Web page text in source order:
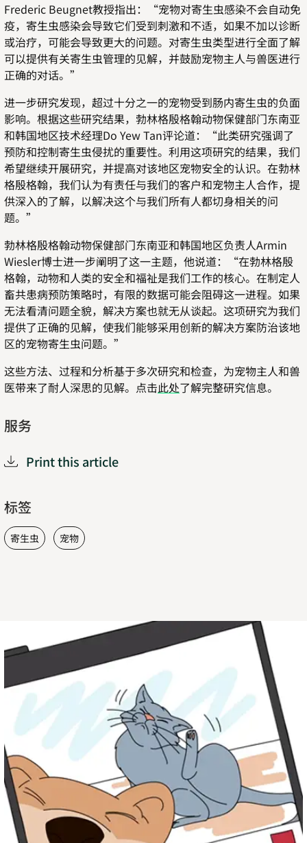
Frederic Beugnet教授指出：“宠物对寄生虫感染不会自动免
疫，寄生虫感染会导致它们受到刺激和不适，如果不加以诊断
或治疗，可能会导致更大的问题。对寄生虫类型进行全面了解
可以提供有关寄生虫管理的见解，并鼓励宠物主人与兽医进行
正确的对话。”
进一步研究发现，超过十分之一的宠物受到肠内寄生虫的负面
影响。根据这些研究结果，勃林格殷格翰动物保健部门东南亚
和韩国地区技术经理Do Yew Tan评论道：“此类研究强调了
预防和控制寄生虫侵扰的重要性。利用这项研究的结果，我们
希望继续开展研究，并提高对该地区宠物安全的认识。在勃林
格殷格翰，我们认为有责任与我们的客户和宠物主人合作，提
供深入的了解，以解决这个与我们所有人都切身相关的问
题。”
勃林格殷格翰动物保健部门东南亚和韩国地区负责人Armin
Wiesler博士进一步阐明了这一主题，他说道：“在勃林格殷
格翰，动物和人类的安全和福祉是我们工作的核心。在制定人
畜共患病预防策略时，有限的数据可能会阻碍这一进程。如果
无法看清问题全貌，解决方案也就无从谈起。这项研究为我们
提供了正确的见解，使我们能够采用创新的解决方案防治该地
区的宠物寄生虫问题。”
这些方法、过程和分析基于多次研究和检查，为宠物主人和兽
医带来了耐人深思的见解。点击此处了解完整研究信息。
服务
Print this article
标签
寄生虫 宠物
护
宠
免
生
虫
的
侵
害！